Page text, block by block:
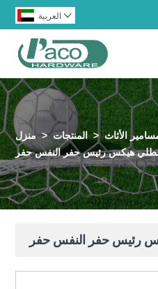
العربية 
منزل > المنتجات > الأثاث
هيكس رئيس حفر النفس حفر
رئيس حفر النفس حفر